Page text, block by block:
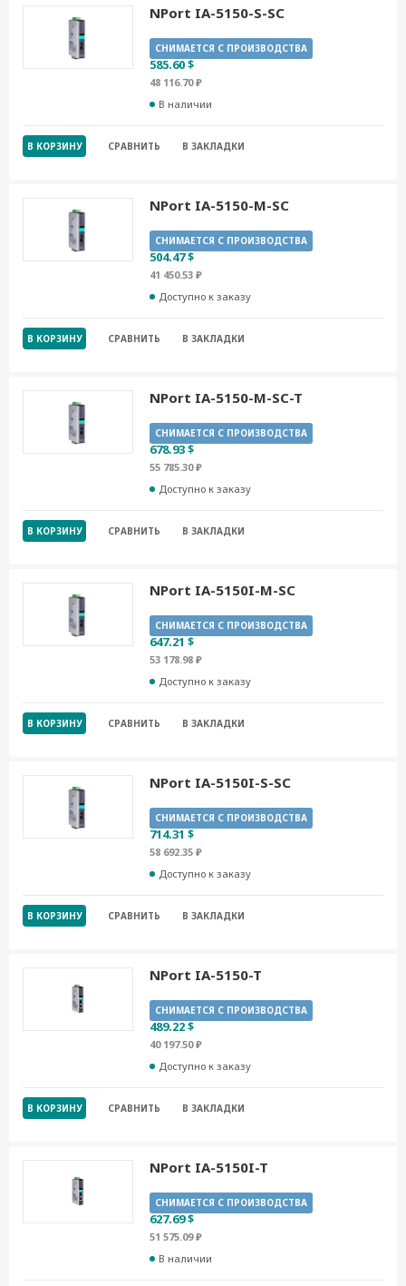
NPort IA-5150-S-SC
СНИМАЕТСЯ С ПРОИЗВОДСТВА
585.60 $
48 116.70 ₽
В наличии
В КОРЗИНУ СРАВНИТЬ В ЗАКЛАДКИ
NPort IA-5150-M-SC
СНИМАЕТСЯ С ПРОИЗВОДСТВА
504.47 $
41 450.53 ₽
Доступно к заказу
В КОРЗИНУ СРАВНИТЬ В ЗАКЛАДКИ
NPort IA-5150-M-SC-T
СНИМАЕТСЯ С ПРОИЗВОДСТВА
678.93 $
55 785.30 ₽
Доступно к заказу
В КОРЗИНУ СРАВНИТЬ В ЗАКЛАДКИ
NPort IA-5150I-M-SC
СНИМАЕТСЯ С ПРОИЗВОДСТВА
647.21 $
53 178.98 ₽
Доступно к заказу
В КОРЗИНУ СРАВНИТЬ В ЗАКЛАДКИ
NPort IA-5150I-S-SC
СНИМАЕТСЯ С ПРОИЗВОДСТВА
714.31 $
58 692.35 ₽
Доступно к заказу
В КОРЗИНУ СРАВНИТЬ В ЗАКЛАДКИ
NPort IA-5150-T
СНИМАЕТСЯ С ПРОИЗВОДСТВА
489.22 $
40 197.50 ₽
Доступно к заказу
В КОРЗИНУ СРАВНИТЬ В ЗАКЛАДКИ
NPort IA-5150I-T
СНИМАЕТСЯ С ПРОИЗВОДСТВА
627.69 $
51 575.09 ₽
В наличии